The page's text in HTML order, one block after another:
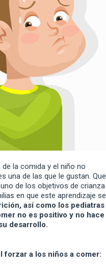
la comida y el niño no
una de las que le gustan. Que
de los objetivos de crianza
en que este aprendizaje se
así como los pediatras
no es positivo y no hace
desarrollo.
forzar a los niños a comer: